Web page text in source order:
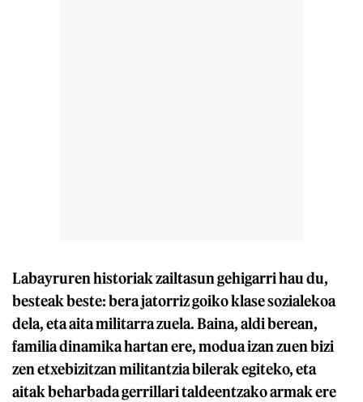
Labayruren historiak zailtasun gehigarri hau du,
besteak beste: bera jatorriz goiko klase sozialekoa
dela, eta aita militarra zuela. Baina, aldi berean,
familia dinamika hartan ere, modua izan zuen bizi
zen etxebizitzan militantzia bilerak egiteko, eta
aitak beharbada gerrillari taldeentzako armak ere